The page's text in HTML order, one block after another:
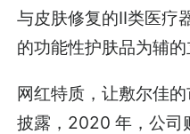
与皮肤修复的II类医疗
的功能性护肤品为辅的
网红特质，让敷尔佳
披露，2020 年，公司